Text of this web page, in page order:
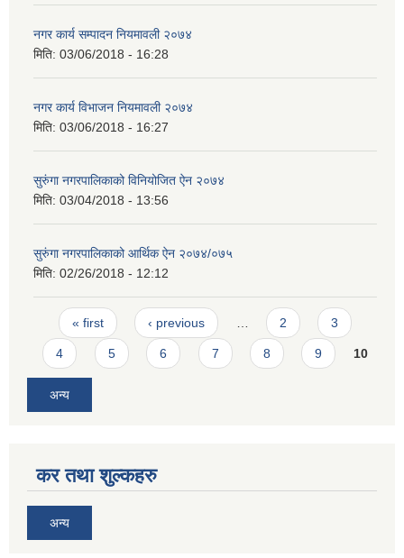
नगर कार्य सम्पादन नियमावली २०७४
मिति: 03/06/2018 - 16:28
नगर कार्य विभाजन नियमावली २०७४
मिति: 03/06/2018 - 16:27
सुरुंगा नगरपालिकाको विनियोजित ऐन २०७४
मिति: 03/04/2018 - 13:56
सुरुंगा नगरपालिकाको आर्थिक ऐन २०७४/०७५
मिति: 02/26/2018 - 12:12
Pages
« first ‹ previous 2 3
4 5 6 7 8 9 10
अन्य
कर तथा शुल्कहरु
अन्य